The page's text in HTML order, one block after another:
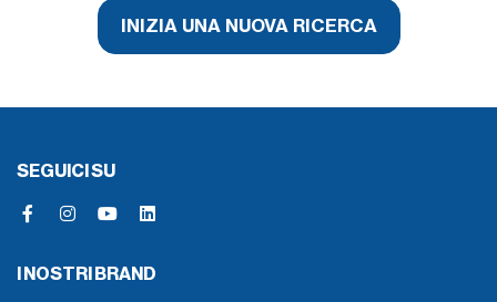
INIZIA UNA NUOVA RICERCA
SEGUICI SU
I NOSTRI BRAND